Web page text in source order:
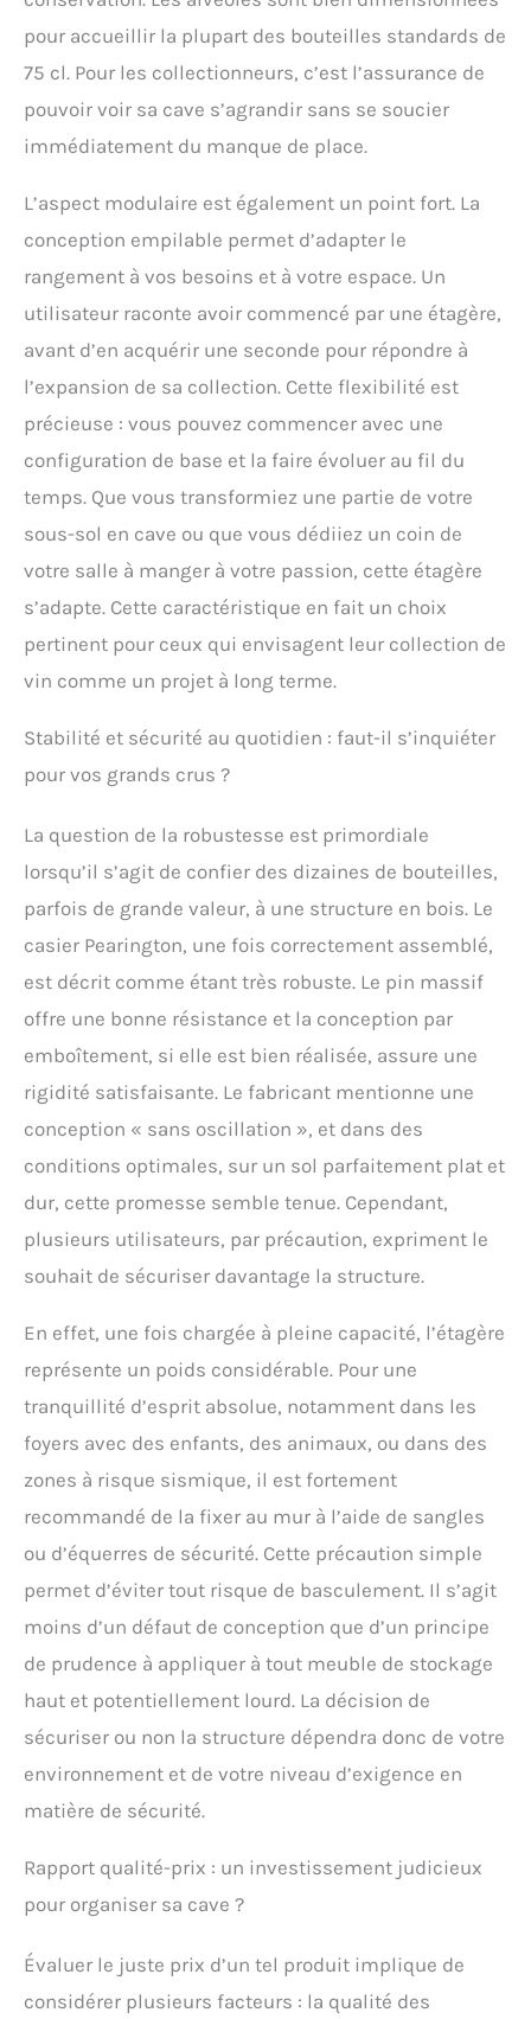
pour accueillir la plupart des bouteilles standards de
75 cl. Pour les collectionneurs, c’est l’assurance de
pouvoir voir sa cave s’agrandir sans se soucier
immédiatement du manque de place.
L’aspect modulaire est également un point fort. La
conception empilable permet d’adapter le
rangement à vos besoins et à votre espace. Un
utilisateur raconte avoir commencé par une étagère,
avant d’en acquérir une seconde pour répondre à
l’expansion de sa collection. Cette flexibilité est
précieuse : vous pouvez commencer avec une
configuration de base et la faire évoluer au fil du
temps. Que vous transformiez une partie de votre
sous-sol en cave ou que vous dédiiez un coin de
votre salle à manger à votre passion, cette étagère
s’adapte. Cette caractéristique en fait un choix
pertinent pour ceux qui envisagent leur collection de
vin comme un projet à long terme.
Stabilité et sécurité au quotidien : faut-il s’inquiéter
pour vos grands crus ?
La question de la robustesse est primordiale
lorsqu’il s’agit de confier des dizaines de bouteilles,
parfois de grande valeur, à une structure en bois. Le
casier Pearington, une fois correctement assemblé,
est décrit comme étant très robuste. Le pin massif
offre une bonne résistance et la conception par
emboîtement, si elle est bien réalisée, assure une
rigidité satisfaisante. Le fabricant mentionne une
conception « sans oscillation », et dans des
conditions optimales, sur un sol parfaitement plat et
dur, cette promesse semble tenue. Cependant,
plusieurs utilisateurs, par précaution, expriment le
souhait de sécuriser davantage la structure.
En effet, une fois chargée à pleine capacité, l’étagère
représente un poids considérable. Pour une
tranquillité d’esprit absolue, notamment dans les
foyers avec des enfants, des animaux, ou dans des
zones à risque sismique, il est fortement
recommandé de la fixer au mur à l’aide de sangles
ou d’équerres de sécurité. Cette précaution simple
permet d’éviter tout risque de basculement. Il s’agit
moins d’un défaut de conception que d’un principe
de prudence à appliquer à tout meuble de stockage
haut et potentiellement lourd. La décision de
sécuriser ou non la structure dépendra donc de votre
environnement et de votre niveau d’exigence en
matière de sécurité.
Rapport qualité-prix : un investissement judicieux
pour organiser sa cave ?
Évaluer le juste prix d’un tel produit implique de
considérer plusieurs facteurs : la qualité des